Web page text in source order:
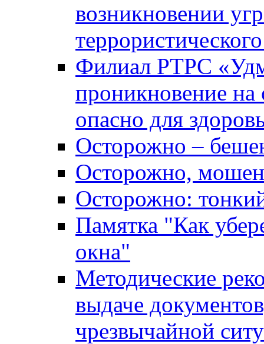
возникновении
Филиал РТРС
проникновение на
опасно для
Осторожно –
Осторожно,
Осторожно:
Памятка "Как
окна"
Методические
выдаче
чрезвычайной